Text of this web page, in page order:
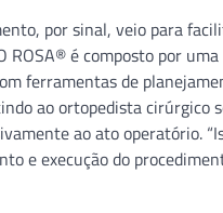
por sinal, veio para
ROSA® é composto por
ferramentas de
ao ortopedista cirúrgico
ao ato operatório.
e execução do